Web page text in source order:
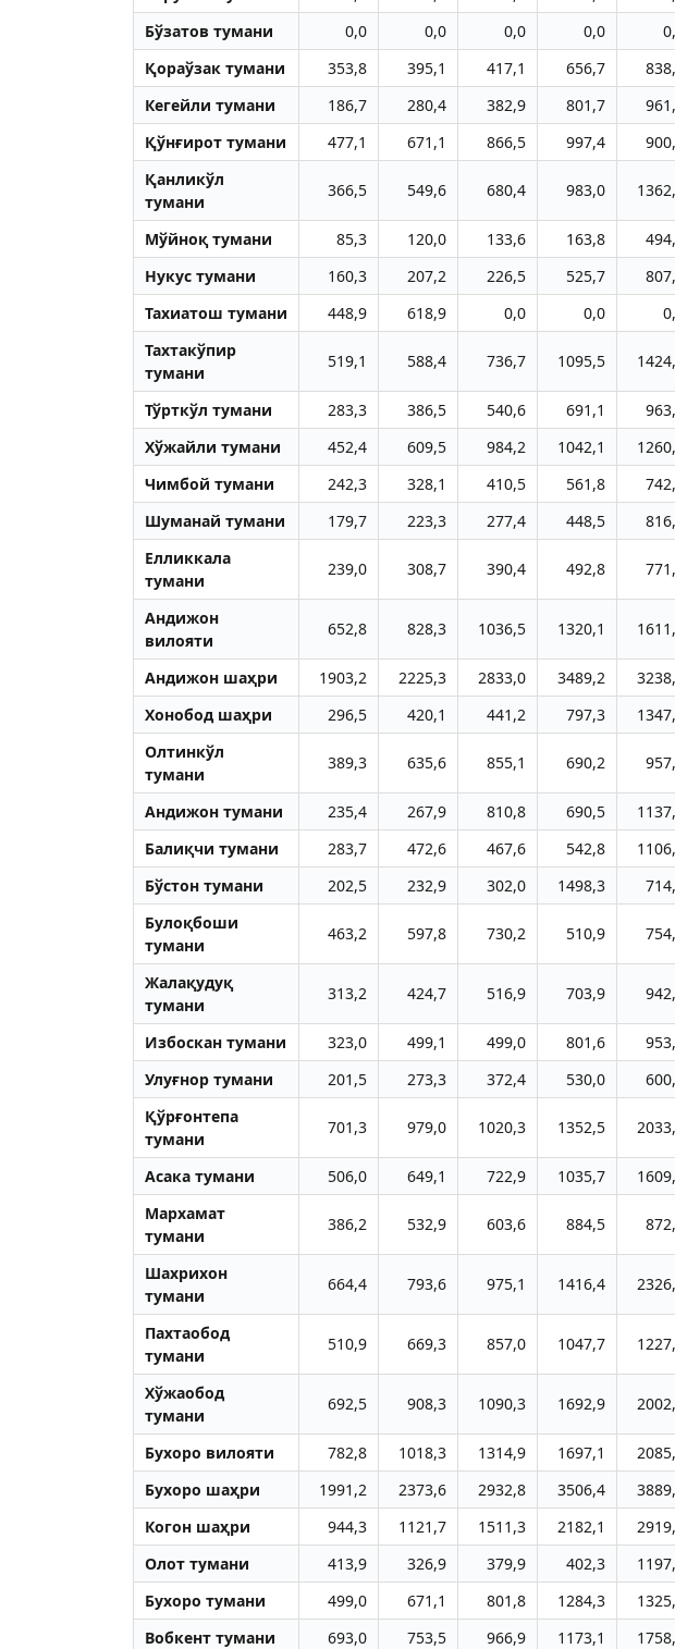
Бўзатов тумани
0,0 0,0 0,0 0,0
Қораўзак тумани
353,8 395,1 417,1 656,7
Кегейли тумани
186,7 280,4 382,9 801,7
Қўнғирот тумани
477,1 671,1 866,5 997,4
Қанликўл
тумани
366,5 549,6 680,4 983,0
Мўйноқ тумани 85,3 120,0 133,6 163,8
Нукус тумани
160,3 207,2 226,5 525,7
Тахиатош тумани
448,9 618,9 0,0 0,0
Тахтакўпир
тумани
519,1 588,4 736,7 1095,5
Тўрткўл тумани 283,3 386,5 540,6 691,1
Хўжайли тумани
452,4 609,5 984,2 1042,1
Чимбой тумани
242,3 328,1 410,5 561,8
Шуманай тумани
179,7 223,3 277,4 448,5
Елликкала
тумани
239,0 308,7 390,4 492,8
Aндижон
вилояти
652,8 828,3 1036,5 1320,1
Aндижон шаҳри 1903,2 2225,3 2833,0 3489,2
Хонобод шаҳри
296,5 420,1 441,2 797,3
Олтинкўл
тумани
389,3 635,6 855,1 690,2
Aндижон тумани 235,4 267,9 810,8 690,5
Балиқчи тумани
283,7 472,6 467,6 542,8
Бўстон тумани
202,5 232,9 302,0 1498,3
Булоқбоши
тумани
463,2 597,8 730,2 510,9
Жалақудуқ
тумани
313,2 424,7 516,9 703,9
Избоскан тумани 323,0 499,1 499,0 801,6
Улуғнор тумани
201,5 273,3 372,4 530,0
Қўрғонтепа
тумани
701,3 979,0 1020,3 1352,5
Aсака тумани 506,0 649,1 722,9 1035,7
Мархамат
тумани
386,2 532,9 603,6 884,5
Шахрихон
тумани
664,4 793,6 975,1 1416,4
Пахтаобод
тумани
510,9 669,3 857,0 1047,7
Хўжаобод
тумани
692,5 908,3 1090,3 1692,9
Бухоро вилояти 782,8 1018,3 1314,9 1697,1
Бухоро шаҳри
1991,2 2373,6 2932,8 3506,4
Когон шаҳри
944,3 1121,7 1511,3 2182,1
Олот тумани
413,9 326,9 379,9 402,3
Бухоро тумани
499,0 671,1 801,8 1284,3
Вобкент тумани
693,0 753,5 966,9 1173,1